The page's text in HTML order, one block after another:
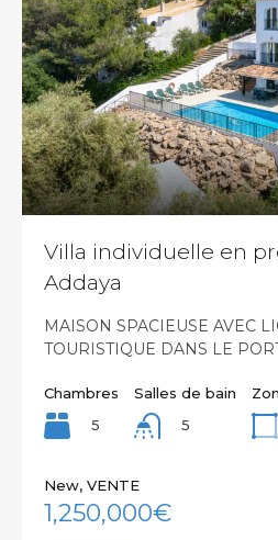
Villa individuelle en
Addaya
MAISON SPACIEUSE AVEC
TOURISTIQUE DANS LE
Chambres
5
Salles de bain
5
New, VENTE
1,250,000€